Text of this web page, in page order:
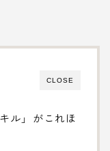
CLOSE
ル」がこれほ